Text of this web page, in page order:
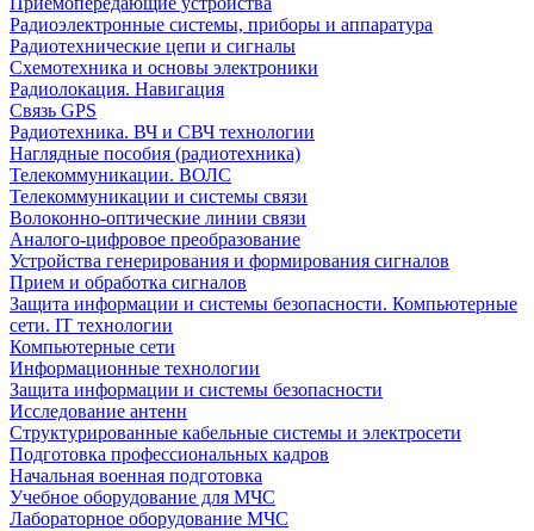
Радиоэлектронные системы, приборы и аппаратура
Радиотехнические цепи и сигналы
Схемотехника и основы электроники
Радиолокация. Навигация
Связь GPS
Радиотехника. ВЧ и СВЧ технологии
Наглядные пособия (радиотехника)
Телекоммуникации. ВОЛС
Телекоммуникации и системы связи
Волоконно-оптические линии связи
Аналого-цифровое преобразование
Устройства генерирования и формирования сигналов
Прием и обработка сигналов
Защита информации и системы безопасности. Компьютерные
сети. IT технологии
Компьютерные сети
Информационные технологии
Защита информации и системы безопасности
Исследование антенн
Структурированные кабельные системы и электросети
Подготовка профессиональных кадров
Начальная военная подготовка
Учебное оборудование для МЧС
Лабораторное оборудование МЧС